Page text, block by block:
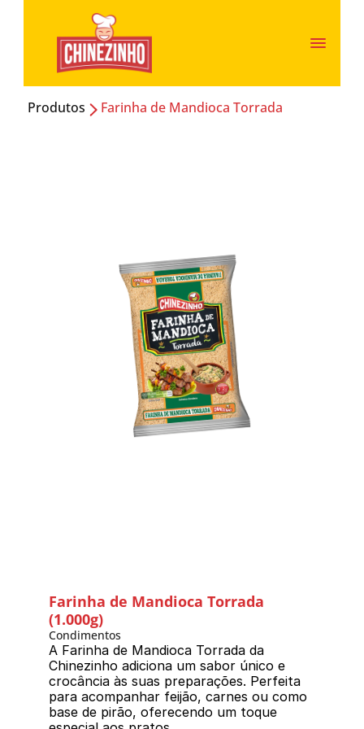
Produtos Farinha de Mandioca Torrada
Farinha de Mandioca Torrada
(1.000g)
Condimentos
A Farinha de Mandioca Torrada da
Chinezinho adiciona um sabor único e
crocância às suas preparações. Perfeita
para acompanhar feijão, carnes ou como
base de pirão, oferecendo um toque